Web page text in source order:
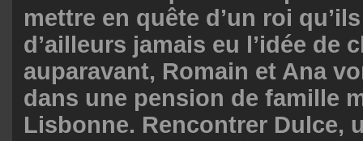
mettre en quête d’un roi
d’ailleurs jamais eu l’idée de
auparavant, Romain et Ana
dans une pension de famille
Lisbonne. Rencontrer Dulce,